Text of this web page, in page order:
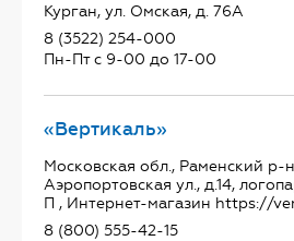
Курган, ул. Омская, д. 76А
8 (3522) 254-000
Пн-Пт с 9-00 до 17-00
«Вертикаль»
Московская обл., Раменский р-
Аэропортовская ул., д.14,
П , Интернет-магазин https://
8 (800) 555-42-15